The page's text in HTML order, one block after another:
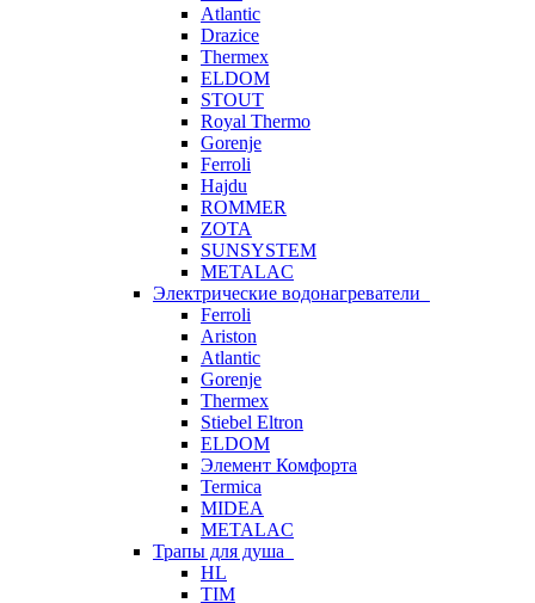
Atlantic
Drazice
Thermex
ELDOM
STOUT
Royal Thermo
Gorenje
Ferroli
Hajdu
ROMMER
ZOTA
SUNSYSTEM
METALAC
Электрические водонагреватели
Ferroli
Ariston
Atlantic
Gorenje
Thermex
Stiebel Eltron
ELDOM
Элемент Комфорта
Termica
MIDEA
METALAC
Трапы для душа
HL
TIM